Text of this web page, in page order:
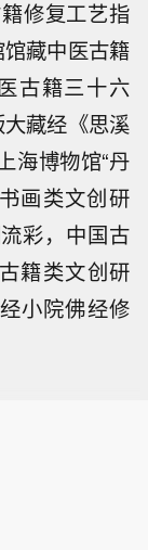
修复工艺指
藏中医古籍
古籍三十六
藏经《思溪
海博物馆“丹
画类文创研
彩，中国古
籍类文创研
小院佛经修